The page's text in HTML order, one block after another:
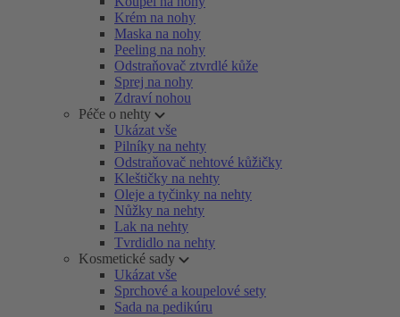
Krém na nohy
Maska na nohy
Peeling na nohy
Odstraňovač ztvrdlé kůže
Sprej na nohy
Zdraví nohou
Péče o nehty
Ukázat vše
Pilníky na nehty
Odstraňovač nehtové kůžičky
Kleštičky na nehty
Oleje a tyčinky na nehty
Nůžky na nehty
Lak na nehty
Tvrdidlo na nehty
Kosmetické sady
Ukázat vše
Sprchové a koupelové sety
Sada na pedikúru